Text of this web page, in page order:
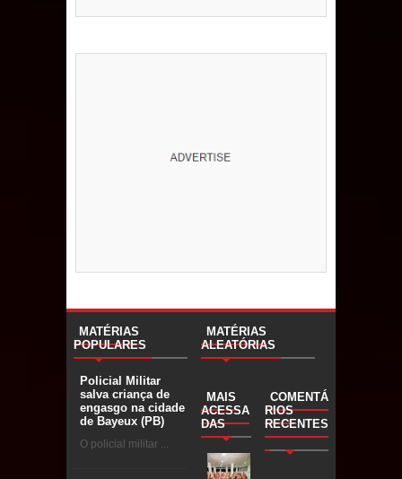
MATÉRIAS
POPULARES
Policial Militar
salva criança de
engasgo na cidade
de Bayeux (PB)
O policial militar ...
MATÉRIAS
ALEATÓRIAS
MAIS
ACESSA
DAS
COMENTÁ
RIOS
RECENTES